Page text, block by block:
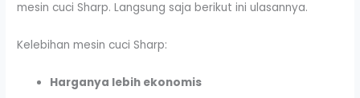
mesin cuci Sharp. Langsung saja berikut ini ulasannya.
Kelebihan mesin cuci Sharp:
Harganya lebih ekonomis